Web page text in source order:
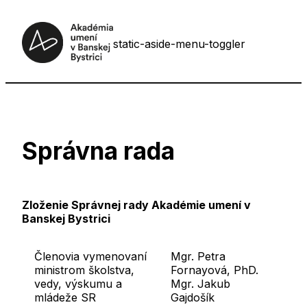
static-aside-menu-toggler
Správna rada
Zloženie Správnej rady Akadémie umení v
Banskej Bystrici
Členovia vymenovaní
ministrom školstva,
vedy, výskumu a
mládeže SR
Mgr. Petra
Fornayová, PhD.
Mgr. Jakub
Gajdošík